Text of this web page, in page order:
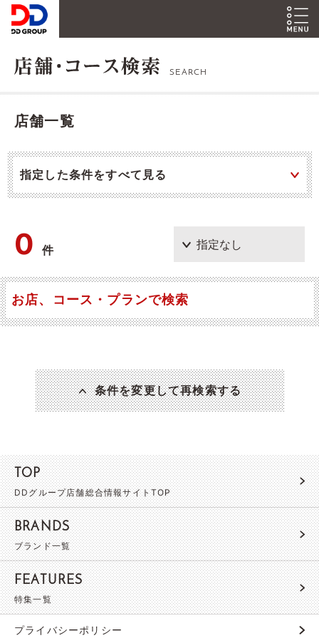
SEARCH
店舗一覧
指定した条件をすべて見る
0件
お店、コース・プランで検索
条件を変更して再検索する
TOP
DDグループ店舗総合情報サイトTOP
BRANDS
ブランド一覧
FEATURES
特集一覧
プライバシーポリシー